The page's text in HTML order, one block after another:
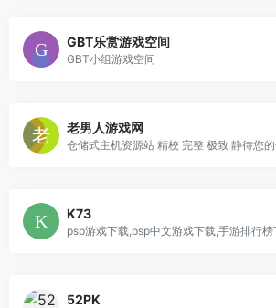
GBT乐赏游戏空间
GBT小组游戏空间
老男人游戏网
仓储式主机资源站 精校 完整 极致 静待您
K73
psp游戏下载,psp中文游戏下载,手游排行榜
52PK